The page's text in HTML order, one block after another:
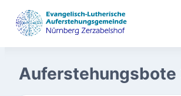
Inhalt
springen
Auferstehungsbote